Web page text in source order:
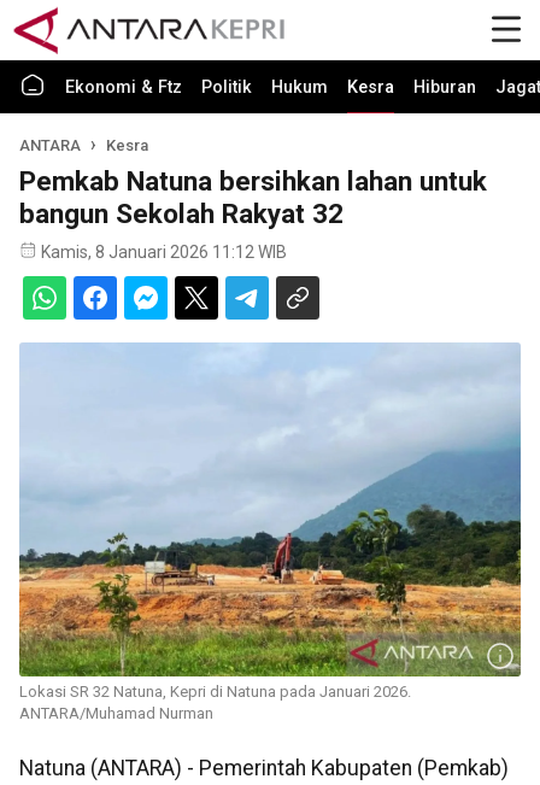
Ekonomi & Ftz Politik Hukum Kesra Hiburan Jagat
ANTARA Kesra
Pemkab Natuna bersihkan lahan untuk
bangun Sekolah Rakyat 32
Kamis, 8 Januari 2026 11:12 WIB
Lokasi SR 32 Natuna, Kepri di Natuna pada Januari 2026.
ANTARA/Muhamad Nurman
Natuna (ANTARA) - Pemerintah Kabupaten (Pemkab)